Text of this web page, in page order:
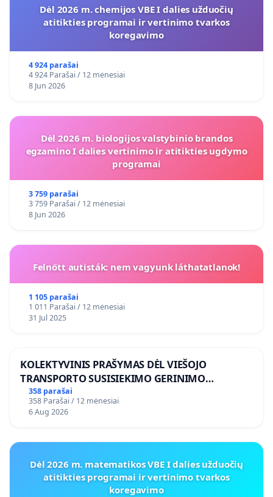
Dėl 2026 m. chemijos VBE I dalies užduočių
atitikties programai ir vertinimo tvarkos
koregavimo
4 924 parašai
4 924 Parašai / 12 mėnesiai
8 Jun 2026
Dėl 2026 m. biologijos valstybinio brandos
egzamino I dalies vertinimo ir atitikties ugdymo
programai
3 759 parašai
3 759 Parašai / 12 mėnesiai
8 Jun 2026
Felnőtt autisták: nem vagyunk láthatatlanok!
1 105 parašai
1 011 Parašai / 12 mėnesiai
31 Jul 2025
KOLEKTYVINIS PRAŠYMAS DĖL VIEŠOJO
TRANSPORTO SUSISIEKIMO GERINIMO
VOSYLIUKŲ KAIME
358 parašai
358 Parašai / 12 mėnesiai
6 Aug 2026
Dėl 2026 m. matematikos VBE I dalies užduočių
atitikties programai ir vertinimo tvarkos
koregavimo